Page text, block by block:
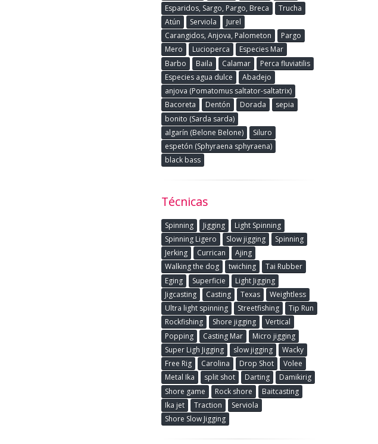
Esparidos, Sargo, Pargo, Breca
Trucha
Atún
Serviola
Jurel
Carangidos, Anjova, Palometon
Pargo
Mero
Lucioperca
Especies Mar
Barbo
Baila Calamar
Perca fluviatilis
Especies agua dulce
Abadejo
anjova (Pomatomus saltator-saltatrix)
Bacoreta
Dentón Dorada
sepia
bonito (Sarda sarda)
algarín (Belone Belone)
Siluro
espetón (Sphyraena sphyraena)
black bass
Técnicas
Spinning Jigging
Light Spinning
Spinning Ligero
Slow jigging
Spinning
Jerking
Currican
Ajing
Walking the dog
twiching
Tai Rubber
Eging
Superficie
Light Jigging
Jigcasting
Casting Texas
Weightless
Ultra light spinning
Streetfishing
Tip Run
Rockfishing
Shore jigging
Vertical
Popping
Casting Mar
Micro jigging
Super Ligh Jigging
slow jigging
Wacky
Free Rig
Carolina Drop Shot
Volee
Metal Ika
split shot Darting
Damikirig
Shore game
Rock shore
Baitcasting
Ika jet
Traction
Serviola
Shore Slow Jigging